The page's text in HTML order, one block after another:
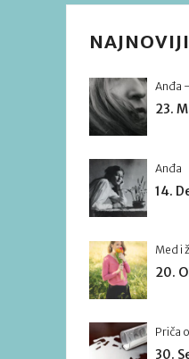
Anđa
23.
Anđa
14.
Med i
20.
Priča
30.